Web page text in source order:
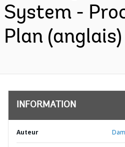
System -
Plan (anglais)
INFORMATION
Auteur